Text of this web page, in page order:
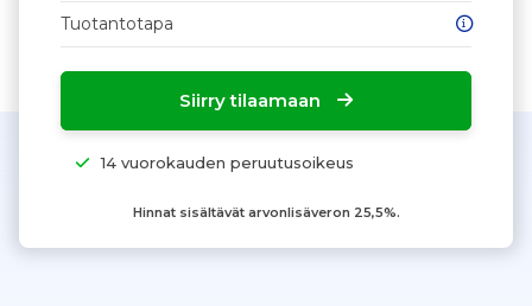
Tuotantotapa
Siirry tilaamaan
14 vuorokauden peruutusoikeus
Hinnat sisältävät arvonlisäveron 25,5%.